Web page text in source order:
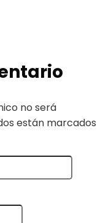
no será
están marcados